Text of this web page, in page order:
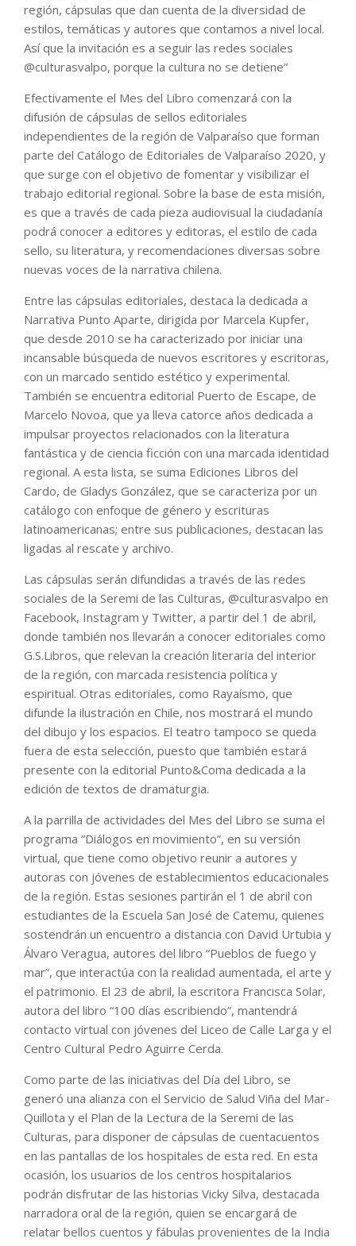
región, cápsulas que dan cuenta de la diversidad de
estilos, temáticas y autores que contamos a nivel local.
Así que la invitación es a seguir las redes sociales
@culturasvalpo, porque la cultura no se detiene”
Efectivamente el Mes del Libro comenzará con la
difusión de cápsulas de sellos editoriales
independientes de la región de Valparaíso que forman
parte del Catálogo de Editoriales de Valparaíso 2020, y
que surge con el objetivo de fomentar y visibilizar el
trabajo editorial regional. Sobre la base de esta misión,
es que a través de cada pieza audiovisual la ciudadanía
podrá conocer a editores y editoras, el estilo de cada
sello, su literatura, y recomendaciones diversas sobre
nuevas voces de la narrativa chilena.
Entre las cápsulas editoriales, destaca la dedicada a
Narrativa Punto Aparte, dirigida por Marcela Kupfer,
que desde 2010 se ha caracterizado por iniciar una
incansable búsqueda de nuevos escritores y escritoras,
con un marcado sentido estético y experimental.
También se encuentra editorial Puerto de Escape, de
Marcelo Novoa, que ya lleva catorce años dedicada a
impulsar proyectos relacionados con la literatura
fantástica y de ciencia ficción con una marcada identidad
regional. A esta lista, se suma Ediciones Libros del
Cardo, de Gladys González, que se caracteriza por un
catálogo con enfoque de género y escrituras
latinoamericanas; entre sus publicaciones, destacan las
ligadas al rescate y archivo.
Las cápsulas serán difundidas a través de las redes
sociales de la Seremi de las Culturas, @culturasvalpo en
Facebook, Instagram y Twitter, a partir del 1 de abril,
donde también nos llevarán a conocer editoriales como
G.S.Libros, que relevan la creación literaria del interior
de la región, con marcada resistencia política y
espiritual. Otras editoriales, como Rayaísmo, que
difunde la ilustración en Chile, nos mostrará el mundo
del dibujo y los espacios. El teatro tampoco se queda
fuera de esta selección, puesto que también estará
presente con la editorial Punto&Coma dedicada a la
edición de textos de dramaturgia.
A la parrilla de actividades del Mes del Libro se suma el
programa “Diálogos en movimiento”, en su versión
virtual, que tiene como objetivo reunir a autores y
autoras con jóvenes de establecimientos educacionales
de la región. Estas sesiones partirán el 1 de abril con
estudiantes de la Escuela San José de Catemu, quienes
sostendrán un encuentro a distancia con David Urtubia y
Álvaro Veragua, autores del libro “Pueblos de fuego y
mar”, que interactúa con la realidad aumentada, el arte y
el patrimonio. El 23 de abril, la escritora Francisca Solar,
autora del libro “100 días escribiendo”, mantendrá
contacto virtual con jóvenes del Liceo de Calle Larga y el
Centro Cultural Pedro Aguirre Cerda.
Como parte de las iniciativas del Día del Libro, se
generó una alianza con el Servicio de Salud Viña del Mar-
Quillota y el Plan de la Lectura de la Seremi de las
Culturas, para disponer de cápsulas de cuentacuentos
en las pantallas de los hospitales de esta red. En esta
ocasión, los usuarios de los centros hospitalarios
podrán disfrutar de las historias Vicky Silva, destacada
narradora oral de la región, quien se encargará de
relatar bellos cuentos y fábulas provenientes de la India